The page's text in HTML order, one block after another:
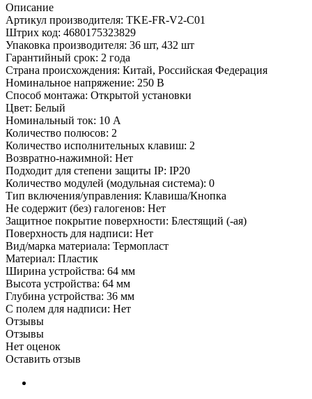
Описание
Артикул производителя: TKE-FR-V2-C01
Штрих код: 4680175323829
Упаковка производителя: 36 шт, 432 шт
Гарантийный срок: 2 года
Страна происхождения: Китай, Российская Федерация
Номинальное напряжение: 250 В
Способ монтажа: Открытой установки
Цвет: Белый
Номинальный ток: 10 А
Количество полюсов: 2
Количество исполнительных клавиш: 2
Возвратно-нажимной: Нет
Подходит для степени защиты IP: IP20
Количество модулей (модульная система): 0
Тип включения/управления: Клавиша/Кнопка
Не содержит (без) галогенов: Нет
Защитное покрытие поверхности: Блестящий (-ая)
Поверхность для надписи: Нет
Вид/марка материала: Термопласт
Материал: Пластик
Ширина устройства: 64 мм
Высота устройства: 64 мм
Глубина устройства: 36 мм
С полем для надписи: Нет
Отзывы
Отзывы
Нет оценок
Оставить отзыв